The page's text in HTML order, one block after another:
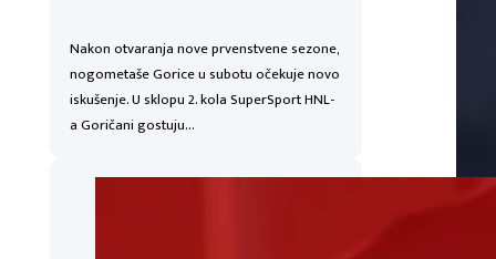
Nakon otvaranja nove prvenstvene sezone,
nogometaše Gorice u subotu očekuje novo
iskušenje. U sklopu 2. kola SuperSport HNL-
a Goričani gostuju…